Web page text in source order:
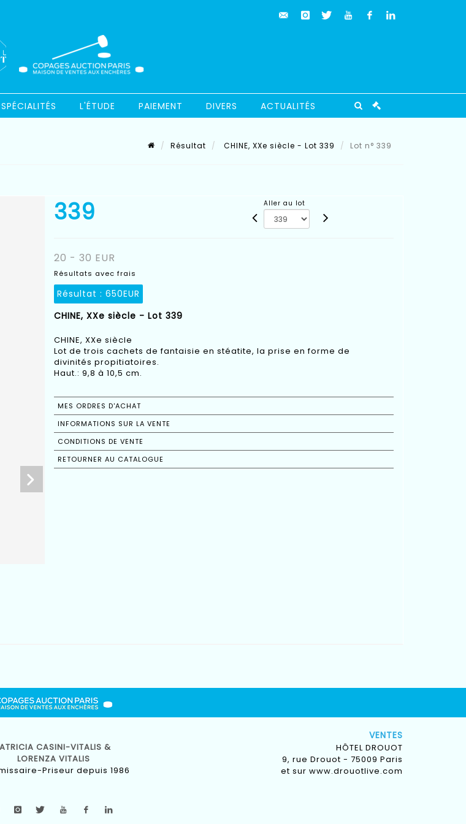
L'ÉTUDE PAIEMENT DIVERS ACTUALITÉS
Résultat CHINE, XXe siècle - Lot 339 Lot n° 339
339 Aller au lot
20 - 30 EUR
Résultats avec frais
Résultat : 650EUR
CHINE, XXe siècle - Lot 339
CHINE, XXe siècle
Lot de trois cachets de fantaisie en stéatite, la prise en forme de
divinités propitiatoires.
Haut.: 9,8 à 10,5 cm.
MES ORDRES D'ACHAT
INFORMATIONS SUR LA VENTE
CONDITIONS DE VENTE
RETOURNER AU CATALOGUE
CASINI-VITALIS &
LORENZA VITALIS
Priseur depuis 1986
VENTES
HÔTEL DROUOT
9, rue Drouot - 75009 Paris
et sur www.drouotlive.com